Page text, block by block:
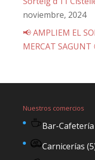
noviembre, 2024
📢 AMPLIEM EL
MERCAT SAGUNT
Nuestros comercios
Bar-Cafetería
Carnicerías